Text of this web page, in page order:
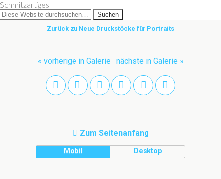
Schmitzartiges
Zurück zu Neue Druckstöcke für Portraits
« vorherige in Galerie nächste in Galerie »
Zum Seitenanfang
Mobil Desktop